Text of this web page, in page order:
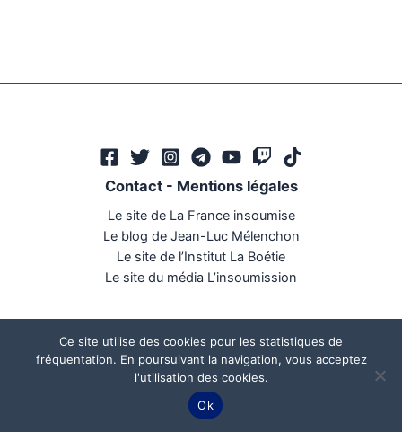
Contact- Mentions légales
Le site de La France insoumise
Le blog de Jean-Luc Mélenchon
Le site de l’Institut La Boétie
Le site du média L’insoumission
Mégaphone communication
Ce site utilise des cookies pour les statistiques de
fréquentation. En poursuivant la navigation, vous acceptez
l'utilisation des cookies.
Ok